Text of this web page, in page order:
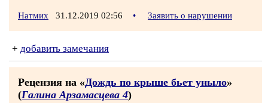
Натмих 31.12.2019 02:56 • Заявить о нарушении
+ добавить замечания
Рецензия на «Дождь по крыше бьет уныло»
(Галина Арзамасцева 4)